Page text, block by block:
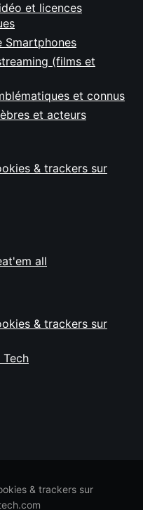
et licences
Smartphones
(films et
et connus
et acteurs
& trackers sur
all
& trackers sur
Tech
& trackers sur